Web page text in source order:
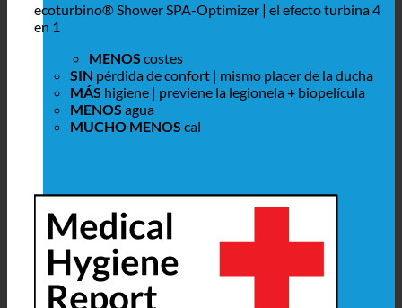
ecoturbino® Shower SPA-Optimizer | el efecto turbina 4
en 1
MENOS costes
SIN pérdida de confort | mismo placer de la ducha
MÁS higiene | previene la legionela + biopelícula
MENOS agua
MUCHO MENOS cal